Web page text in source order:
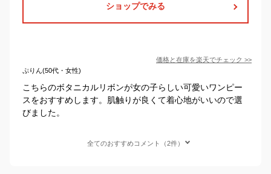
ショップでみる
価格と在庫を楽天でチェック >>
ぷりん(50代・女性)
こちらのボタニカルリボンが女の子らしい可愛いワンピー
スをおすすめします。肌触りが良くて着心地がいいので選
びました。
全てのおすすめコメント（2件）